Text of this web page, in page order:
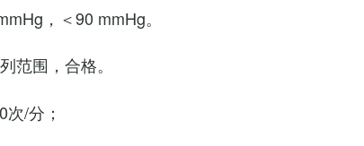
，＜90 mmHg。
范围，合格。
次/分；